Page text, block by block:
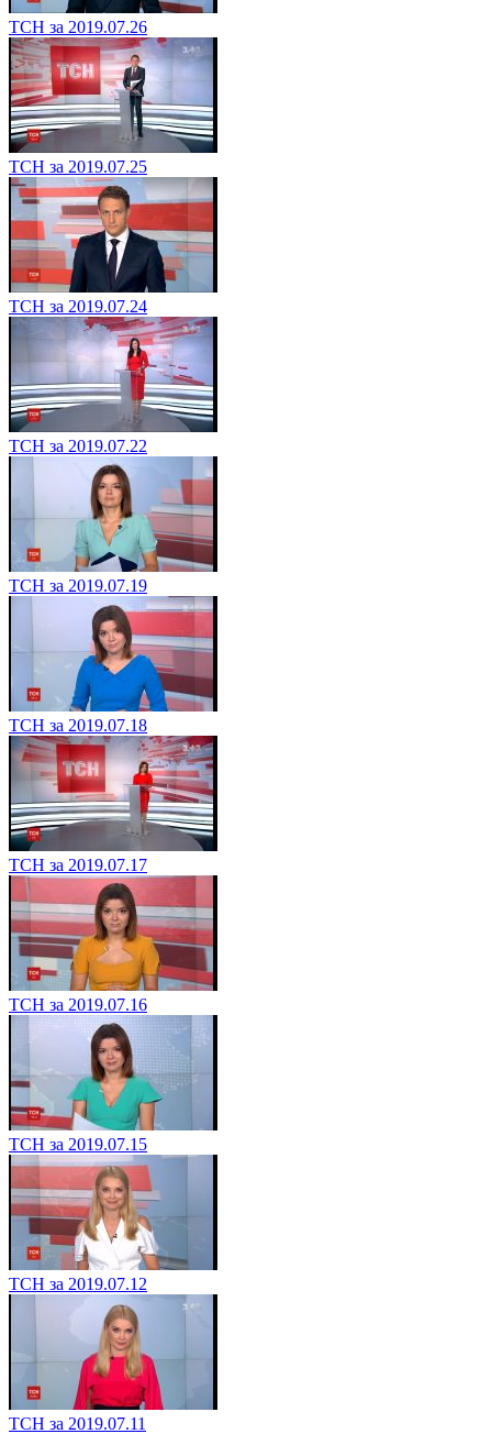
ТСН за 2019.07.26
ТСН за 2019.07.25
ТСН за 2019.07.24
ТСН за 2019.07.22
ТСН за 2019.07.19
ТСН за 2019.07.18
ТСН за 2019.07.17
ТСН за 2019.07.16
ТСН за 2019.07.15
ТСН за 2019.07.12
ТСН за 2019.07.11